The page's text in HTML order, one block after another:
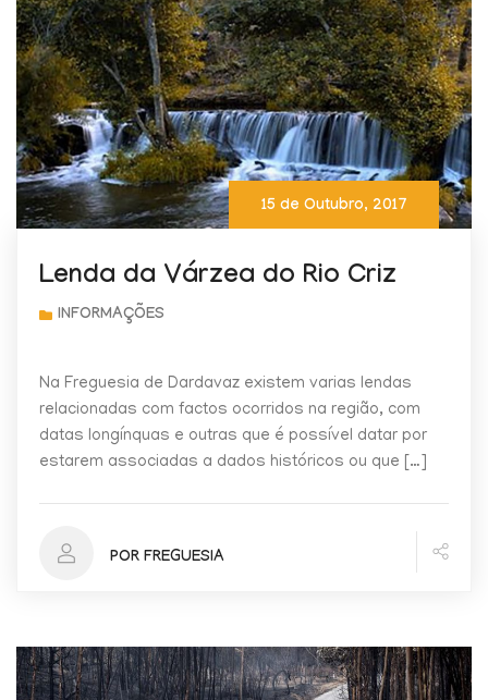
15 de Outubro, 2017
Lenda da Várzea do Rio Criz
Na Freguesia de Dardavaz existem varias lendas
relacionadas com factos ocorridos na região, com
datas longínquas e outras que é possível datar por
estarem associadas a dados históricos ou que […]
POR FREGUESIA